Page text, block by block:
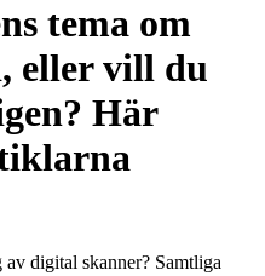
tema om
eller vill du
Här
av digital skanner? Samtliga